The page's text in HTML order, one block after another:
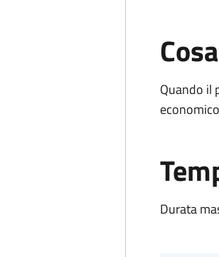
Quando il
Durata